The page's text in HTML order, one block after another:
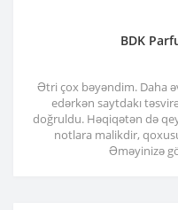
BDK
Ətri çox bəyəndim. Daha
edərkən saytdakı
doğruldu. Həqiqətən də
notlara malikdir,
Əməyinizə